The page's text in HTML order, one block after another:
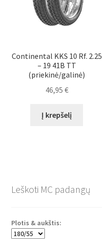
Continental KKS 10 Rf. 2.25
– 19 41B TT
(priekinė/galinė)
46,95 €
Į krepšelį
Leškoti MC padangų
Plotis & aukštis: